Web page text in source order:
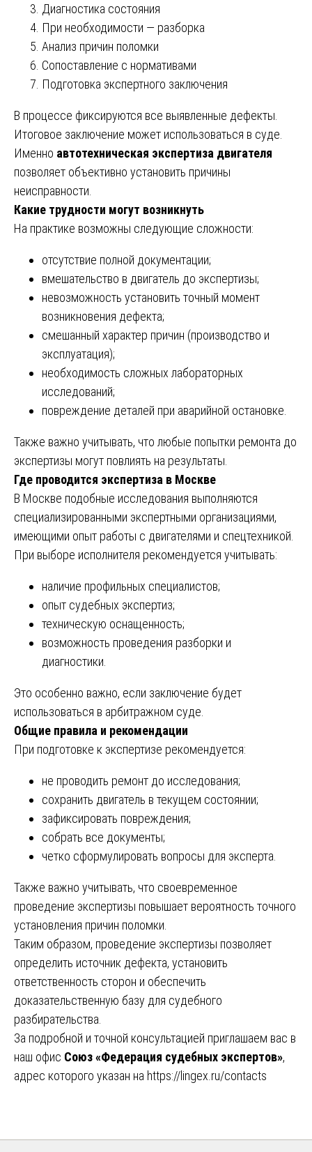
Диагностика состояния
При необходимости — разборка
Анализ причин поломки
Сопоставление с нормативами
Подготовка экспертного заключения
В процессе фиксируются все выявленные дефекты.
Итоговое заключение может использоваться в суде.
Именно автотехническая экспертиза двигателя
позволяет объективно установить причины
неисправности.
Какие трудности могут возникнуть
На практике возможны следующие сложности:
отсутствие полной документации;
вмешательство в двигатель до экспертизы;
невозможность установить точный момент
возникновения дефекта;
смешанный характер причин (производство и
эксплуатация);
необходимость сложных лабораторных
исследований;
повреждение деталей при аварийной остановке.
Также важно учитывать, что любые попытки ремонта до
экспертизы могут повлиять на результаты.
Где проводится экспертиза в Москве
В Москве подобные исследования выполняются
специализированными экспертными организациями,
имеющими опыт работы с двигателями и спецтехникой.
При выборе исполнителя рекомендуется учитывать:
наличие профильных специалистов;
опыт судебных экспертиз;
техническую оснащенность;
возможность проведения разборки и
диагностики.
Это особенно важно, если заключение будет
использоваться в арбитражном суде.
Общие правила и рекомендации
При подготовке к экспертизе рекомендуется:
не проводить ремонт до исследования;
сохранить двигатель в текущем состоянии;
зафиксировать повреждения;
собрать все документы;
четко сформулировать вопросы для эксперта.
Также важно учитывать, что своевременное
проведение экспертизы повышает вероятность точного
установления причин поломки.
Таким образом, проведение экспертизы позволяет
определить источник дефекта, установить
ответственность сторон и обеспечить
доказательственную базу для судебного
разбирательства.
За подробной и точной консультацией приглашаем вас в
наш офис Союз «Федерация судебных экспертов»,
адрес которого указан на https://lingex.ru/contacts